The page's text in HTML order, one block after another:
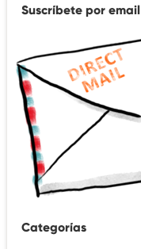
Suscríbete por email
Categorías